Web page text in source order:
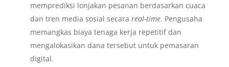
memprediksi lonjakan pesanan berdasarkan cuaca
dan tren media sosial secara real-time. Pengusaha
memangkas biaya tenaga kerja repetitif dan
mengalokasikan dana tersebut untuk pemasaran
digital.